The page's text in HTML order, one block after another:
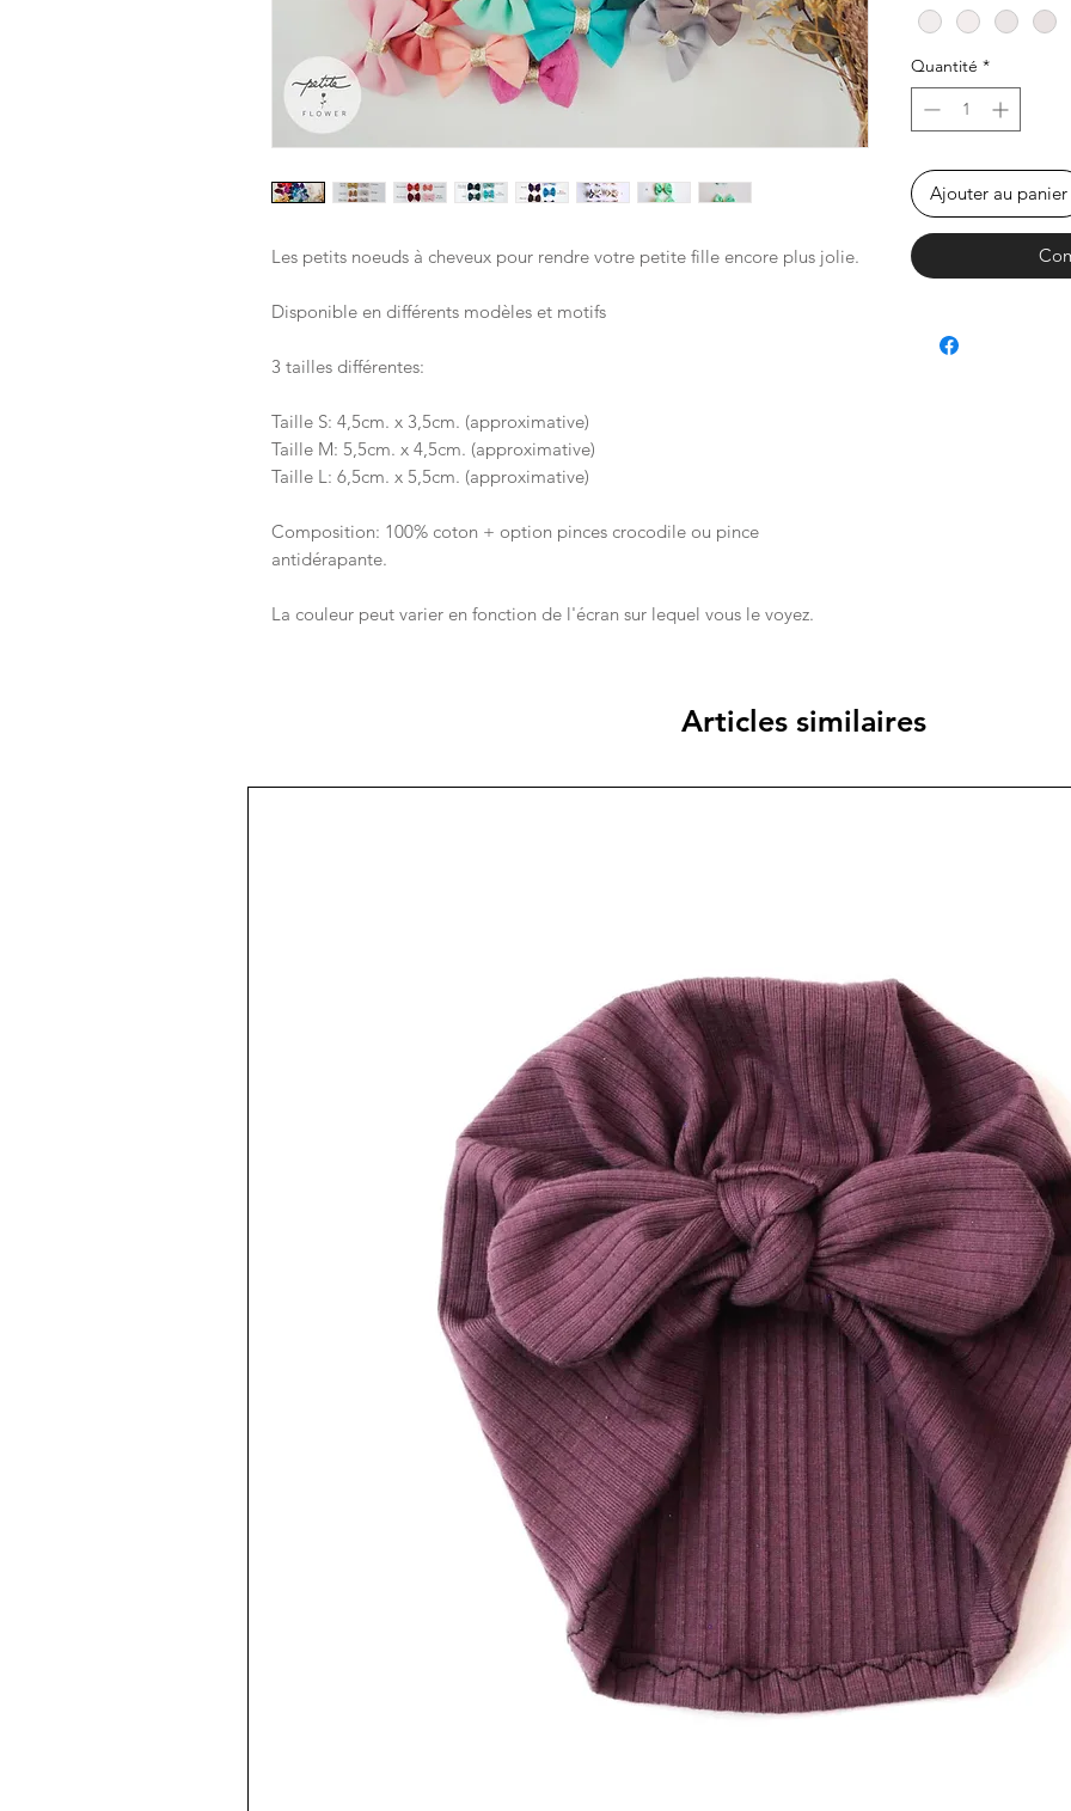
Les petits noeuds à cheveux pour rendre votre petite fille encore plus jolie.
Disponible en différents modèles et motifs
3 tailles différentes:
Taille S: 4,5cm. x 3,5cm. (approximative)
Taille M: 5,5cm. x 4,5cm. (approximative)
Taille L: 6,5cm. x 5,5cm. (approximative)
Composition: 100% coton + option pinces crocodile ou pince
antidérapante.
La couleur peut varier en fonction de l'écran sur lequel vous le voyez.
Quantité *
Ajouter au panier
Articles similaires